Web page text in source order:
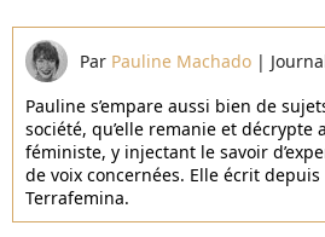
Par Pauline Machado |
Pauline s’empare aussi bien de
société, qu’elle remanie et décrypte
féministe, y injectant le savoir
de voix concernées. Elle écrit
Terrafemina.